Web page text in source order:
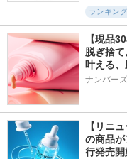
ランキン
【現品
脱ぎ捨
叶える
ナンバー
【リニ
の商品
行発売開